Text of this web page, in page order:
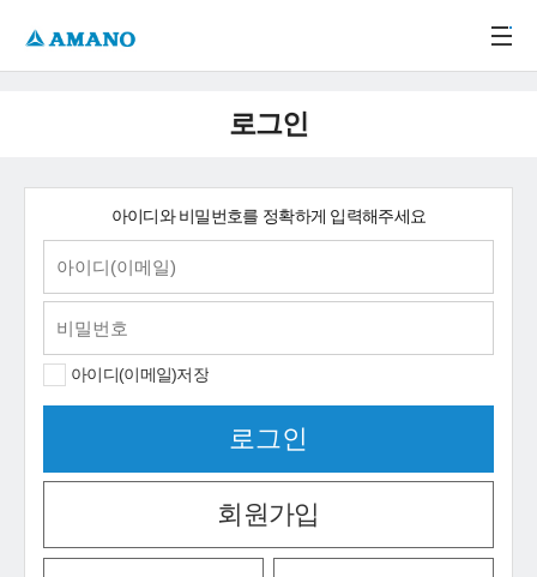
로그인
아이디와 비밀번호를 정확하게 입력해주세요
아이디(이메일)저장
회원가입